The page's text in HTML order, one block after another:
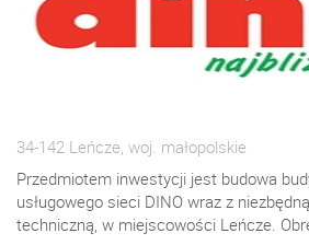
34-142 Leńcze, woj. małopolskie
Przedmiotem inwestycji jest budowa
usługowego sieci DINO wraz z
techniczną, w miejscowości Leńcze.